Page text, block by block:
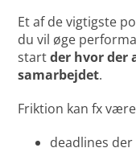
Et af de vigtigste
du vil øge
startder hvor der
samarbejdet.
Friktion kan fx
deadlines